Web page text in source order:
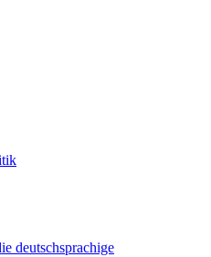
deutschsprachige